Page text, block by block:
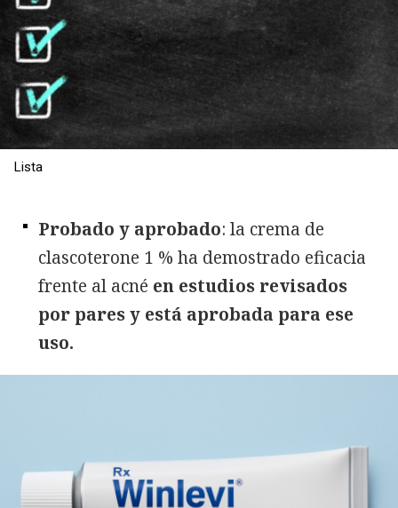
Lista
Probado y aprobado: la crema de
clascoterone 1 % ha demostrado eficacia
frente al acné en estudios revisados
por pares y está aprobada para ese
uso.